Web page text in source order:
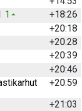
1
+18:26
+20:18
+20:28
+20:39
+20:46
+20:59
+21:03